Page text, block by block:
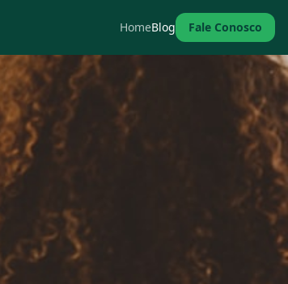
HomeBlog Fale Conosco